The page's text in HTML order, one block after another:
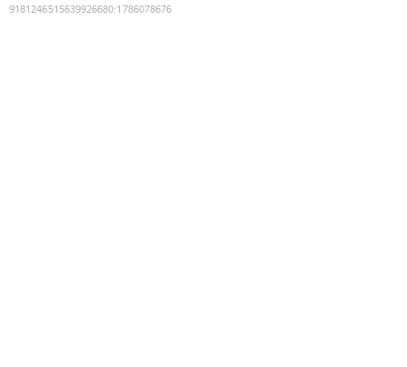
9181246515639926680:1786078676